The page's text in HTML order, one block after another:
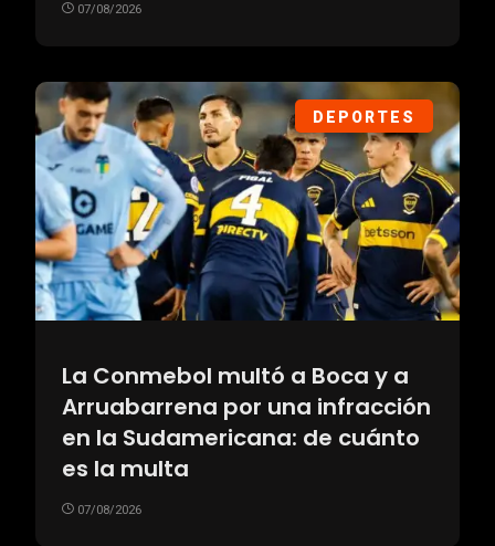
07/08/2026
DEPORTES
La Conmebol multó a Boca y a
Arruabarrena por una infracción
en la Sudamericana: de cuánto
es la multa
07/08/2026